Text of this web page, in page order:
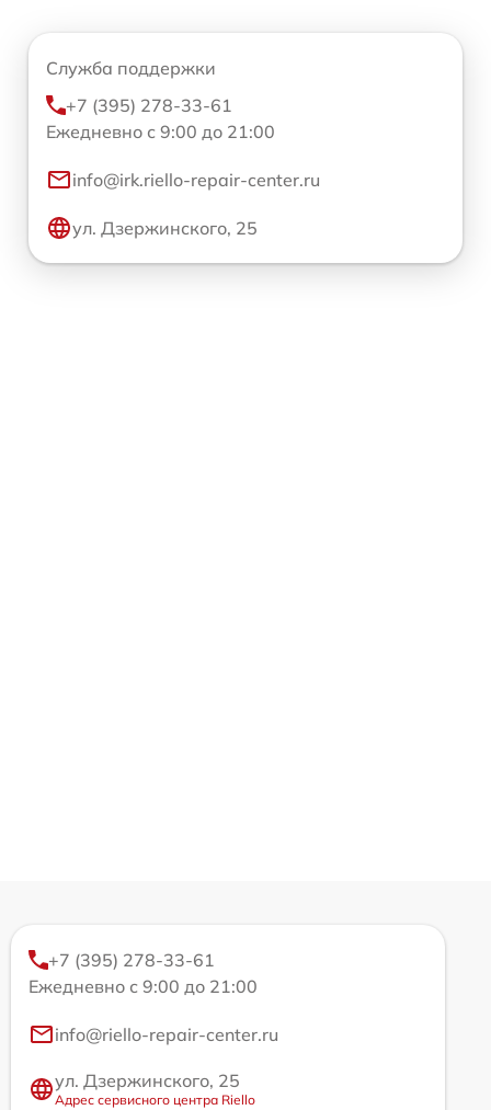
Служба поддержки
+7 (395) 278-33-61
Ежедневно с 9:00 до 21:00
info@irk.riello-repair-center.ru
ул. Дзержинского, 25
+7 (395) 278-33-61
Ежедневно с 9:00 до 21:00
info@riello-repair-center.ru
ул. Дзержинского, 25
Адрес сервисного центра Riello